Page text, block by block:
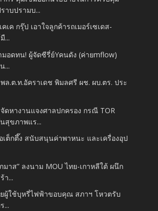
าบปรามบ...
เค กรุ๊ป เอาใจลูกค้ารถเมอร์เซเดส-
...
อดทน! ผู้จัดซีรี่ย์Yคนดัง (ค่ายmflow)
...
ล.ต.ท.อัคราเดช พิมลศรี ผช. ผบ.ตร. ประ
ดหางานแจงศาลปกครอง กรณี TOR
สุขภาพแร...
ต็กตึ๊ง สนับสนุนค่าพาหนะ และเครื่องอุป
มาส” ลงนาม MOU ไทย-เกาหลีใต้ ผนึก
า...
ยผู้ใช้บุหรี่ไฟฟ้าขอบคุณ สภาฯ โหวตรับ
...